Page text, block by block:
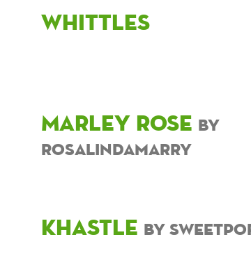
Whittles
Marley Rose by
rosalindamarry
khastle by